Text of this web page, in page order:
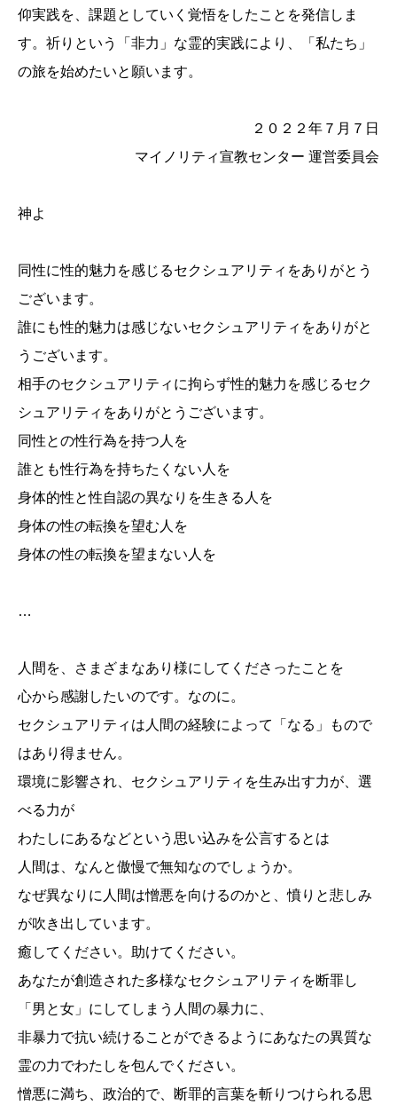
仰実践を、課題としていく覚悟をしたことを発信しま
す。祈りという「非力」な霊的実践により、「私たち」
の旅を始めたいと願います。
２０２２年７月７日
マイノリティ宣教センター 運営委員会
神よ
同性に性的魅力を感じるセクシュアリティをありがとう
ございます。
誰にも性的魅力は感じないセクシュアリティをありがと
うございます。
相手のセクシュアリティに拘らず性的魅力を感じるセク
シュアリティをありがとうございます。
同性との性行為を持つ人を
誰とも性行為を持ちたくない人を
身体的性と性自認の異なりを生きる人を
身体の性の転換を望む人を
身体の性の転換を望まない人を
…
人間を、さまざまなあり様にしてくださったことを
心から感謝したいのです。なのに。
セクシュアリティは人間の経験によって「なる」もので
はあり得ません。
環境に影響され、セクシュアリティを生み出す力が、選
べる力が
わたしにあるなどという思い込みを公言するとは
人間は、なんと傲慢で無知なのでしょうか。
なぜ異なりに人間は憎悪を向けるのかと、憤りと悲しみ
が吹き出しています。
癒してください。助けてください。
あなたが創造された多様なセクシュアリティを断罪し
「男と女」にしてしまう人間の暴力に、
非暴力で抗い続けることができるようにあなたの異質な
霊の力でわたしを包んでください。
憎悪に満ち、政治的で、断罪的言葉を斬りつけられる思